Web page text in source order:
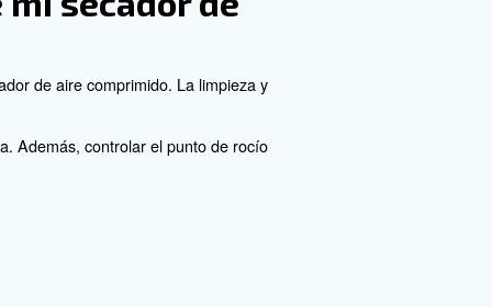
de aire comprimido. Las altas temperaturas
efectiva de la humedad. En su lugar, las
de adsorción del material desecante. Es
de humedad en los